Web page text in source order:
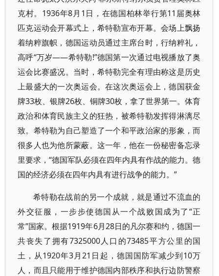
克村。1936年8月1日，在德国柏林举行第11届奥林
匹克运动会开幕式上，希特勒宣布开幕。会场上飘扬
着纳粹旗帜，德国运动员通过主席台时，行纳粹礼，
高呼“万岁——希特勒!”德国第一次通过电视播放了奥
运会比赛盛况。当时，希特勒完全有理由称这是历史
上最盛大的一次奥运会。在这次奥运会上，德国获金
牌33枚、银牌26枚、铜牌30枚，拿了世界第一。体育
政治和体育民族主义的狂热，被希特勒发挥得淋漓尽
致。希特勒为自己塑造了一个和平政治家的形象，而
很多人也为他所蒙蔽。这一年，他在一份秘密备忘录
里要求，“德国军队必须在四年内具有作战的能力。德
国的经济必须在四年内具有进行战争的能力。”
希特勒在战前的另一个成就，就是通过不流血的
外交征服，一步步使德国从一个战败国成为了“正
常”国家。根据1919年6月28日的凡尔赛和约，德国一
共丧失了拥有7325000人口的73485平方公里的国
土，从1920年3月21日起，德国国防军减少到10万
人，而且只能用于维护德国内部秩序和执行边防警察